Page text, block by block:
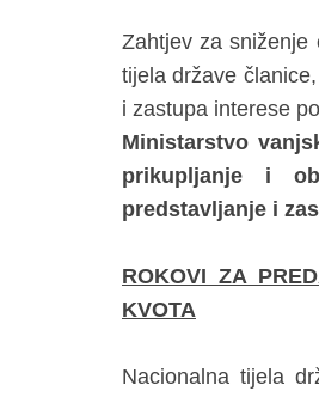
Zahtjev za sniženje
tijela države
i zastupa interese
Ministarstvo
prikupljanje i
predstavljanje i
ROKOVI ZA
KVOTA
Nacionalna tijela